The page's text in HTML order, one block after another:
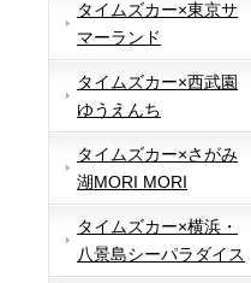
タイムズカー×東京サ
マーランド
タイムズカー×西武園
ゆうえんち
タイムズカー×さがみ
湖MORI MORI
タイムズカー×横浜・
八景島シーパラダイス